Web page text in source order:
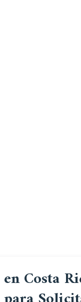
Costa